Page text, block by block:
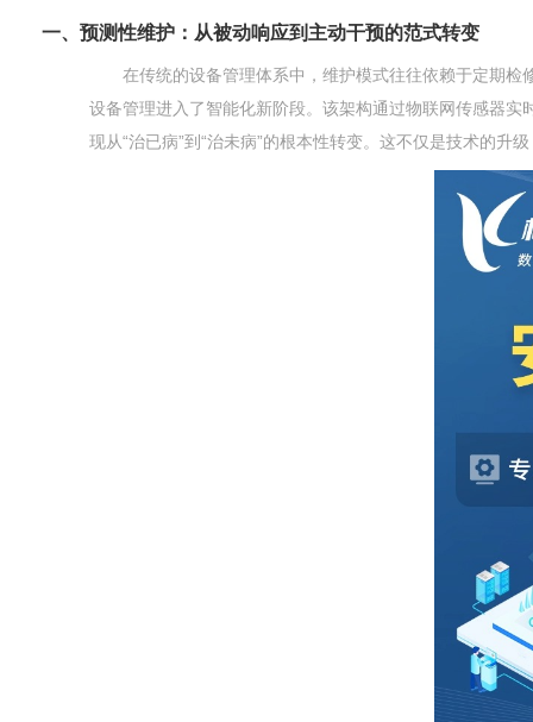
一、预测性维护：从被动响应到主动干预的范式转变
在传统的设备管理体系中，维护模式往往依赖于定期
设备管理进入了智能化新阶段。该架构通过物联网传感器
现从“治已病”到“治未病”的根本性转变。这不仅是技术的